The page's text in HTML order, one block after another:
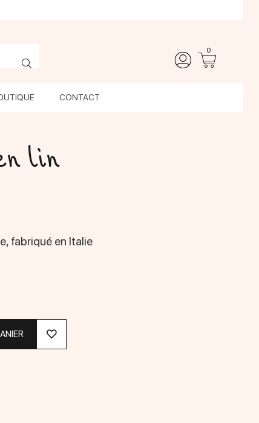
0
CONTACT
lin
fabriqué en Italie